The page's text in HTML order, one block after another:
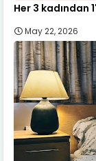
Her 3 kadından
May 22, 2026